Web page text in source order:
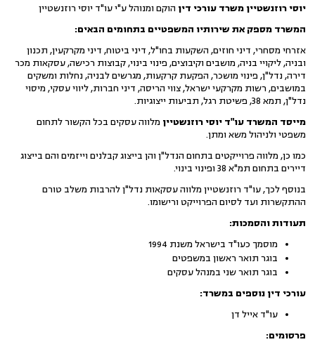
יוסי רוזנשטיין משרד עורכי דין הוקם ומנוהל ע"י עו"ד יוסי רוזנשטיין
המשרד מספק את שירותיו המשפטיים בתחומים הבאים:
אזרחי מסחרי, דיני חוזים, השקעות בחו"ל, דיני ביטוח, דיני מקרקעין, תכנון
ובניה, ליקויי בניה, מושבים וקיבוצים, פינוי בינוי, קבוצות רכישה, עסקאות מכר
דירה, נדל"ן, פינוי מושכר, הפקעת קרקעות, מגרשים לבניה, נחלות ומשקים
במושבים, רשות מקרקעי ישראל, צווי הריסה, דיני חברות, ליווי עסקי, מיסוי
נדל"ן, תמא 38, פשיטת רגל, תביעות ייצוגיות.
מייסד המשרד עו"ד יוסי רוזנשטיין מלווה עסקים בכל הקשור לתחום
משפטי ולניהול משא ומתן.
כמו כן, מלווה פרוייקטים בתחום הנדל"ן והן בייצוג קבלנים וייזמים והם בייצוג
דיירים בתחום תמ"א 38 ופינוי בינוי.
בנוסף לכך, עו"ד רוזנשטיין מלווה עסקאות נדל"ן להרבות משלב טורם
ההתקשרות ועד לסיום הפרוייקט ורישומו.
תעודות והסמכות:
מוסמך כעו"ד בישראל משנת 1994
בוגר תואר ראשון במשפטים
בוגר תואר שני במנהל עסקים
עורכי דין נוספים במשרד:
עו"ד אייל דן
פרסומים: